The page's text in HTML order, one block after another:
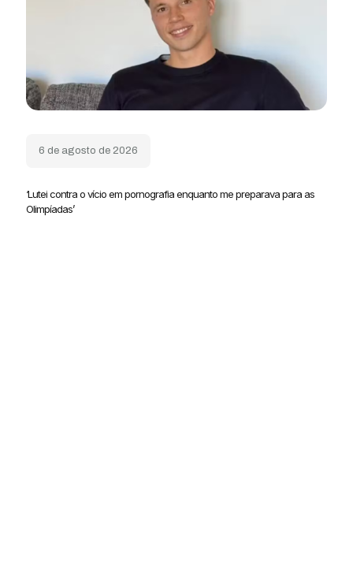
6 de agosto de 2026
‘Lutei contra o vício em pornografia enquanto me preparava para as
Olimpíadas’